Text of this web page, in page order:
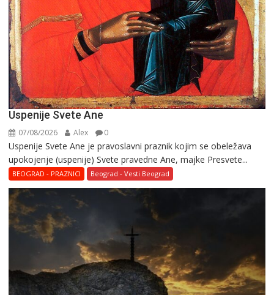
Uspenije Svete Ane
07/08/2026 Alex 0
Uspenije Svete Ane je pravoslavni praznik kojim se obeležava
upokojenje (uspenije) Svete pravedne Ane, majke Presvete...
BEOGRAD - PRAZNICI Beograd - Vesti Beograd